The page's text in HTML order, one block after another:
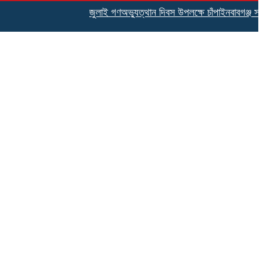
জুলাই গণঅভ্যুত্থান দিবস উপলক্ষে চাঁপাইনবাবগঞ্জ সদর